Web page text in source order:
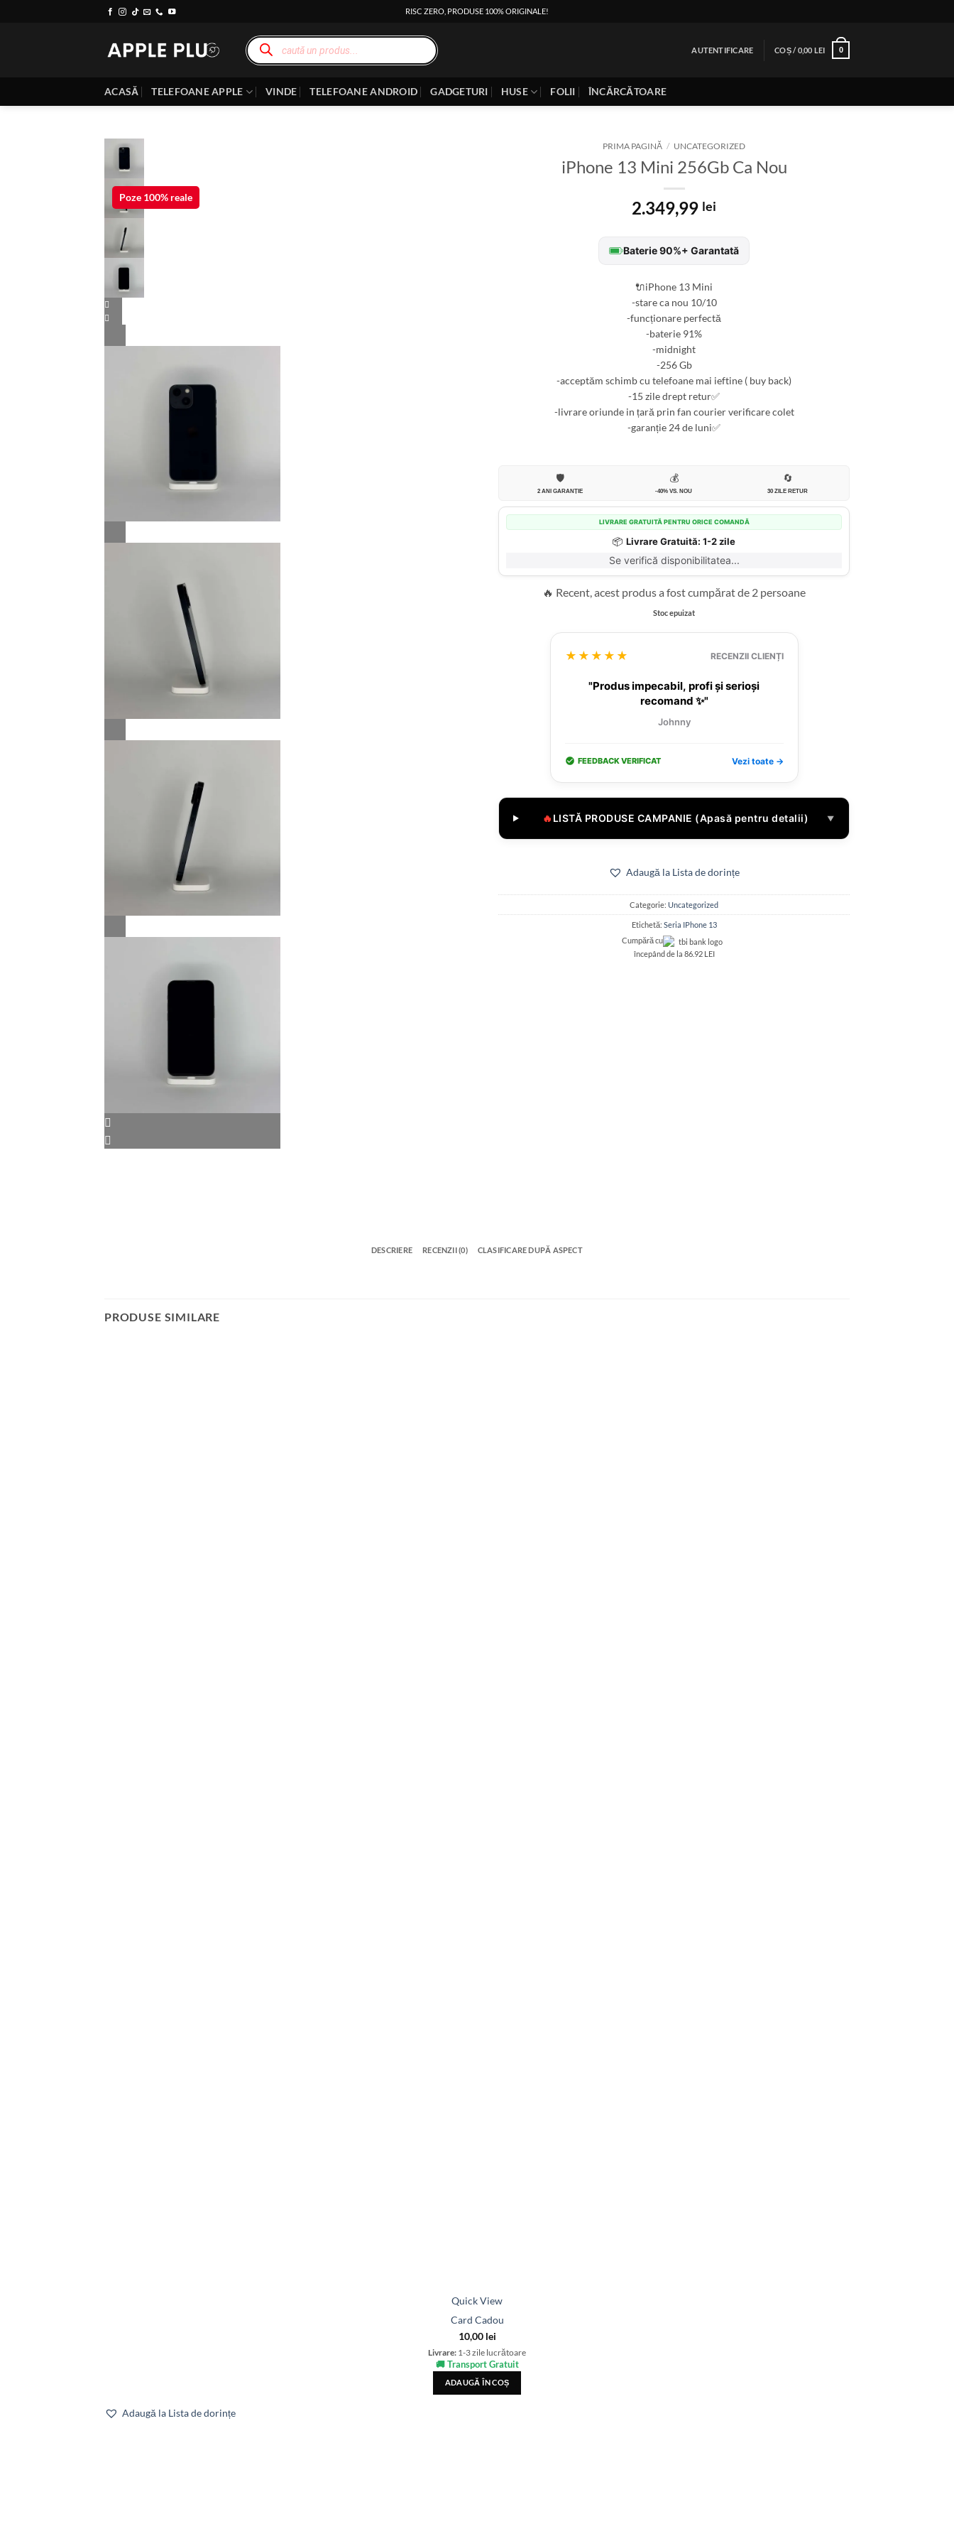
RISC ZERO, PRODUSE 100% ORIGINALE!
AUTENTIFICARE COȘ /0,00 LEI 0
ACASĂ TELEFOANE APPLE VINDE TELEFOANE ANDROID GADGETURI HUSE FOLII ÎNCĂRCĂTOARE
Poze 100% reale
PRIMA PAGINĂ / UNCATEGORIZED
iPhone 13 Mini 256Gb Ca Nou
2.349,99 lei
Baterie 90%+ Garantată
🔌iPhone 13 Mini
-stare ca nou 10/10
-funcționare perfectă
-baterie 91%
-midnight
-256 Gb
-acceptăm schimb cu telefoane mai ieftine ( buy back)
-15 zile drept retur✅
-livrare oriunde in țară prin fan courier verificare colet
-garanție 24 de luni✅
🛡️
2 ANI GARANȚIE
💰
-40% VS. NOU
🔄
30 ZILE RETUR
LIVRARE GRATUITĂ PENTRU ORICE COMANDĂ
📦 Livrare Gratuită: 1-2 zile
Se verifică disponibilitatea...
🔥 Recent, acest produs a fost cumpărat de 2 persoane
Stoc epuizat
★★★★★ RECENZII CLIENȚI
"Produs impecabil, profi și serioși
recomand ✨"
Johnny
FEEDBACK VERIFICAT Vezi toate →
🔥 LISTĂ PRODUSE CAMPANIE (Apasă pentru detalii) ▼
Adaugă la Lista de dorințe
Categorie: Uncategorized
Etichetă: Seria IPhone 13
Cumpără cu
începând de la 86.92 LEI
DESCRIERE RECENZII (0) CLASIFICARE DUPĂ ASPECT
PRODUSE SIMILARE
Quick View
Card Cadou
10,00 lei
Livrare: 1-3 zile lucrătoare
🚚 Transport Gratuit
ADAUGĂ ÎN COȘ
Adaugă la Lista de dorințe